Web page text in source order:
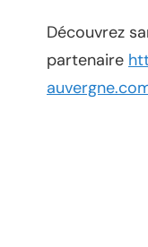
Découvrez
partenaire